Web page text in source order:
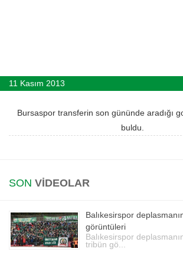
Twitter
iOS
11 Kasım 2013
Bursaspor transferin son gününde aradığı
buldu.
SON VİDEOLAR
Balıkesirspor
görüntüleri
Balıkesirspor
tribün gö...